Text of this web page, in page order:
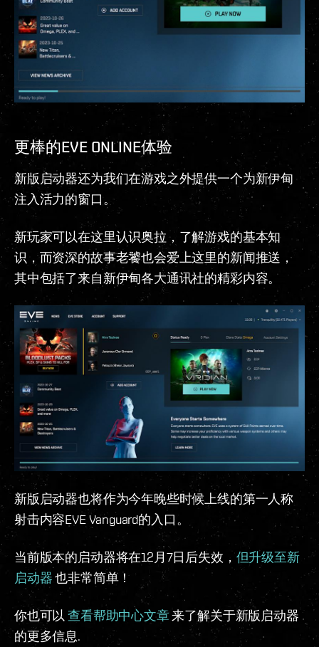
更棒的EVE ONLINE体验
新版启动器还为我们在游戏之外提供一个为新伊甸
注入活力的窗口。
新玩家可以在这里认识奥拉，了解游戏的基本知
识，而资深的故事老饕也会爱上这里的新闻推送，
其中包括了来自新伊甸各大通讯社的精彩内容。
新版启动器也将作为今年晚些时候上线的第一人称
射击内容EVE Vanguard的入口。
当前版本的启动器将在12月7日后失效， 但升级至新
启动器也非常简单！
你也可以查看帮助中心文章来了解关于新版启动器
的更多信息.